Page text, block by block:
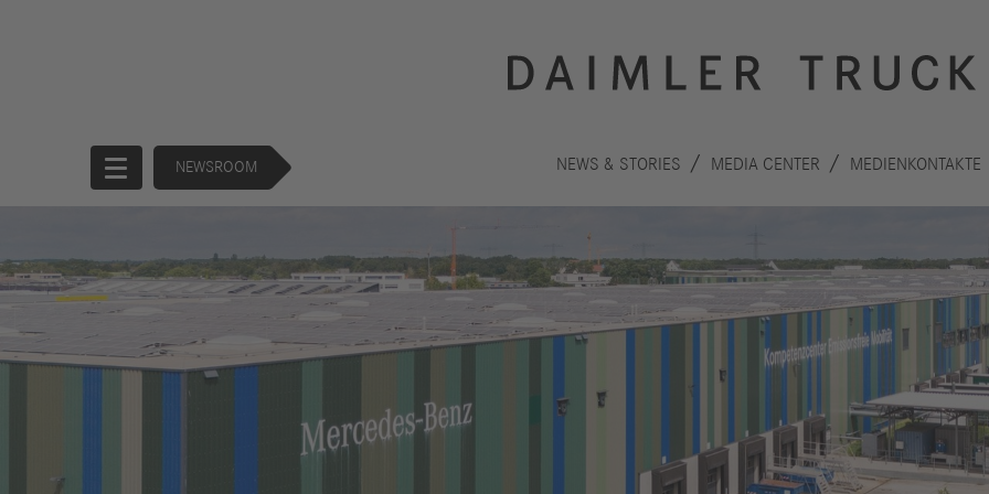
NEWSROOM NEWS & STORIES MEDIA CENTER MEDIENKONTAKTE
Startseite
Unternehmen Produkte
Buses
Antriebe
Nachhaltigkeit
Menschen
Performance